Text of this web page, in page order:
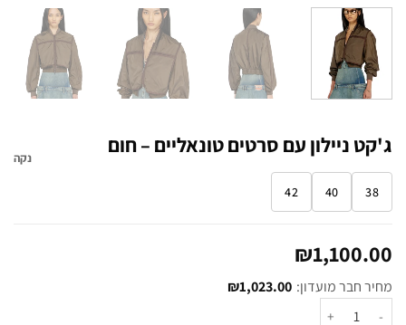
ג'קט ניילון עם סרטים טונאליים – חום
38
40
42
נקה
₪1,100.00
מחיר חבר מועדון: ₪1,023.00